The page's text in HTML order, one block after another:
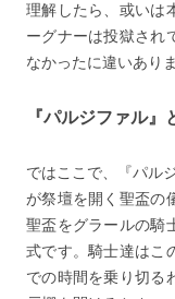
理解したら、或いは
ーグナーは投獄され
なかったに違いあり
『パルジファル』
ではここで、『パル
が祭壇を開く聖盃の
聖盃をグラールの騎
式です。騎士達はこ
での時間を乗り切る